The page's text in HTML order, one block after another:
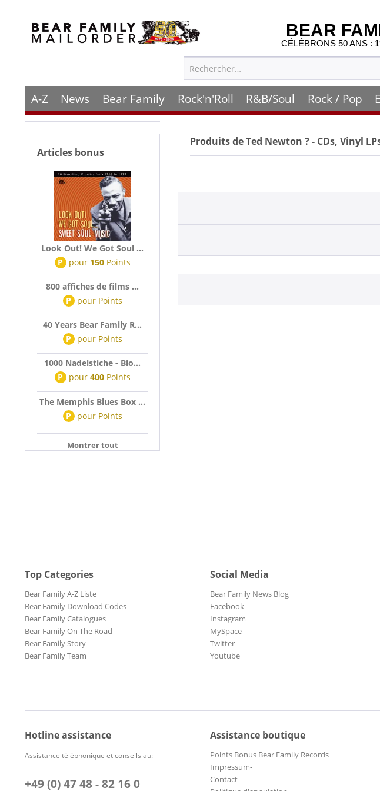
BEAR
CÉLÉBRONS 50 ANS :
A-Z News Bear Family Rock'n'Roll R&B/Soul Rock / Pop
Articles bonus
Look Out! We Got Soul ...
P pour 150Points
800 affiches de films ...
P pour Points
40 Years Bear Family R...
P pour Points
1000 Nadelstiche - Bio...
P pour 400Points
The Memphis Blues Box ...
P pour Points
Montrer tout
Produits deTed Newton ? - CDs, Vinyl
Top Categories
Bear Family A-Z Liste
Bear Family Download Codes
Bear Family Catalogues
Bear Family On The Road
Bear Family Story
Bear Family Team
Social Media
Bear Family News Blog
Facebook
Instagram
MySpace
Twitter
Youtube
Hotline assistance
Assistance téléphonique et conseils au:
+49 (0) 47 48 - 82 16 0
Assistance boutique
Points Bonus Bear Family Records
Impressum-
Contact